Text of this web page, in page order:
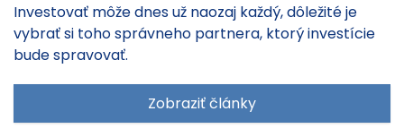
Investovať môže dnes už naozaj každý, dôležité je
vybrať si toho správneho partnera, ktorý investície
bude spravovať.
Zobraziť články